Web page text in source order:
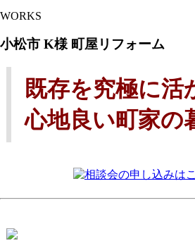
WORKS
小松市 K様 町屋リフォーム
既存を究極に
心地良い町家の